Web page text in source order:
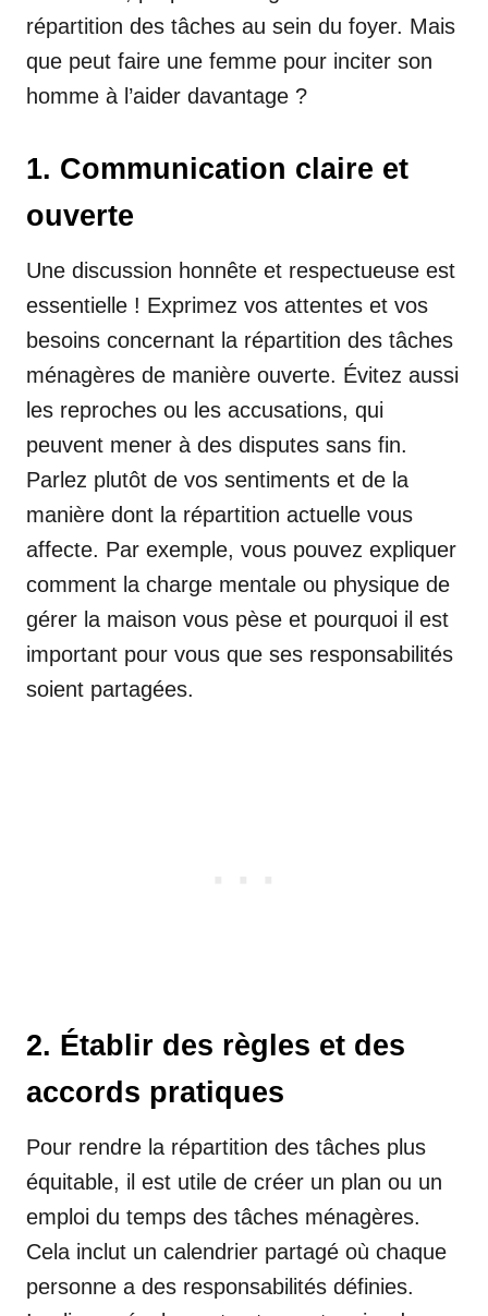
répartition des tâches au sein du foyer. Mais
que peut faire une femme pour inciter son
homme à l’aider davantage ?
1. Communication claire et
ouverte
Une discussion honnête et respectueuse est
essentielle ! Exprimez vos attentes et vos
besoins concernant la répartition des tâches
ménagères de manière ouverte. Évitez aussi
les reproches ou les accusations, qui
peuvent mener à des disputes sans fin.
Parlez plutôt de vos sentiments et de la
manière dont la répartition actuelle vous
affecte. Par exemple, vous pouvez expliquer
comment la charge mentale ou physique de
gérer la maison vous pèse et pourquoi il est
important pour vous que ses responsabilités
soient partagées.
2. Établir des règles et des
accords pratiques
Pour rendre la répartition des tâches plus
équitable, il est utile de créer un plan ou un
emploi du temps des tâches ménagères.
Cela inclut un calendrier partagé où chaque
personne a des responsabilités définies.